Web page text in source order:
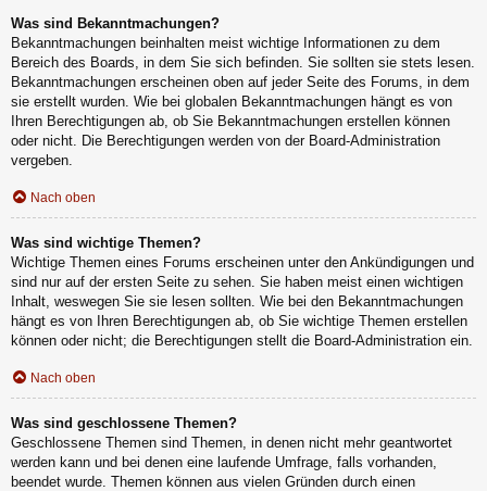
Was sind Bekanntmachungen?
Bekanntmachungen beinhalten meist wichtige Informationen zu dem
Bereich des Boards, in dem Sie sich befinden. Sie sollten sie stets lesen.
Bekanntmachungen erscheinen oben auf jeder Seite des Forums, in dem
sie erstellt wurden. Wie bei globalen Bekanntmachungen hängt es von
Ihren Berechtigungen ab, ob Sie Bekanntmachungen erstellen können
oder nicht. Die Berechtigungen werden von der Board-Administration
vergeben.
Nach oben
Was sind wichtige Themen?
Wichtige Themen eines Forums erscheinen unter den Ankündigungen und
sind nur auf der ersten Seite zu sehen. Sie haben meist einen wichtigen
Inhalt, weswegen Sie sie lesen sollten. Wie bei den Bekanntmachungen
hängt es von Ihren Berechtigungen ab, ob Sie wichtige Themen erstellen
können oder nicht; die Berechtigungen stellt die Board-Administration ein.
Nach oben
Was sind geschlossene Themen?
Geschlossene Themen sind Themen, in denen nicht mehr geantwortet
werden kann und bei denen eine laufende Umfrage, falls vorhanden,
beendet wurde. Themen können aus vielen Gründen durch einen